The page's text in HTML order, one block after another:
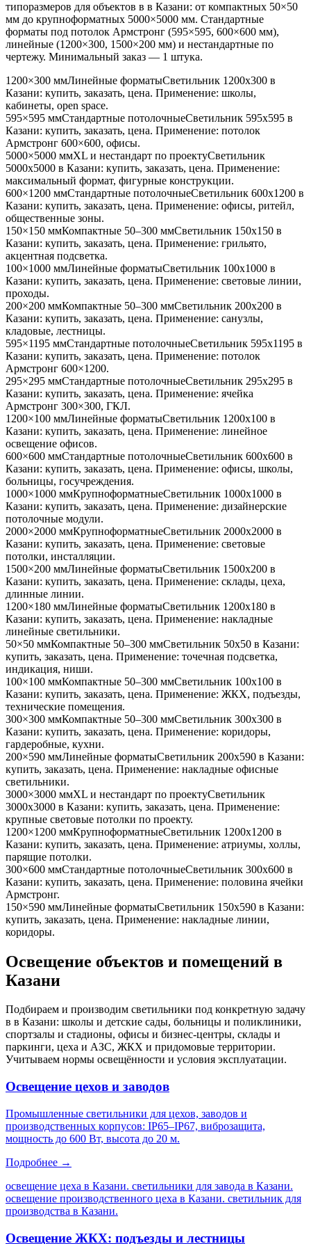
типоразмеров для объектов в в Казани: от компактных 50×50
мм до крупноформатных 5000×5000 мм. Стандартные
форматы под потолок Армстронг (595×595, 600×600 мм),
линейные (1200×300, 1500×200 мм) и нестандартные по
чертежу. Минимальный заказ — 1 штука.
1200×300 ммЛинейные форматыСветильник 1200x300 в
Казани: купить, заказать, цена. Применение: школы,
кабинеты, open space.
595×595 ммСтандартные потолочныеСветильник 595x595 в
Казани: купить, заказать, цена. Применение: потолок
Армстронг 600×600, офисы.
5000×5000 ммXL и нестандарт по проектуСветильник
5000x5000 в Казани: купить, заказать, цена. Применение:
максимальный формат, фигурные конструкции.
600×1200 ммСтандартные потолочныеСветильник 600x1200 в
Казани: купить, заказать, цена. Применение: офисы, ритейл,
общественные зоны.
150×150 ммКомпактные 50–300 ммСветильник 150x150 в
Казани: купить, заказать, цена. Применение: грильято,
акцентная подсветка.
100×1000 ммЛинейные форматыСветильник 100x1000 в
Казани: купить, заказать, цена. Применение: световые линии,
проходы.
200×200 ммКомпактные 50–300 ммСветильник 200x200 в
Казани: купить, заказать, цена. Применение: санузлы,
кладовые, лестницы.
595×1195 ммСтандартные потолочныеСветильник 595x1195 в
Казани: купить, заказать, цена. Применение: потолок
Армстронг 600×1200.
295×295 ммСтандартные потолочныеСветильник 295x295 в
Казани: купить, заказать, цена. Применение: ячейка
Армстронг 300×300, ГКЛ.
1200×100 ммЛинейные форматыСветильник 1200x100 в
Казани: купить, заказать, цена. Применение: линейное
освещение офисов.
600×600 ммСтандартные потолочныеСветильник 600x600 в
Казани: купить, заказать, цена. Применение: офисы, школы,
больницы, госучреждения.
1000×1000 ммКрупноформатныеСветильник 1000x1000 в
Казани: купить, заказать, цена. Применение: дизайнерские
потолочные модули.
2000×2000 ммКрупноформатныеСветильник 2000x2000 в
Казани: купить, заказать, цена. Применение: световые
потолки, инсталляции.
1500×200 ммЛинейные форматыСветильник 1500x200 в
Казани: купить, заказать, цена. Применение: склады, цеха,
длинные линии.
1200×180 ммЛинейные форматыСветильник 1200x180 в
Казани: купить, заказать, цена. Применение: накладные
линейные светильники.
50×50 ммКомпактные 50–300 ммСветильник 50x50 в Казани:
купить, заказать, цена. Применение: точечная подсветка,
индикация, ниши.
100×100 ммКомпактные 50–300 ммСветильник 100x100 в
Казани: купить, заказать, цена. Применение: ЖКХ, подъезды,
технические помещения.
300×300 ммКомпактные 50–300 ммСветильник 300x300 в
Казани: купить, заказать, цена. Применение: коридоры,
гардеробные, кухни.
200×590 ммЛинейные форматыСветильник 200x590 в Казани:
купить, заказать, цена. Применение: накладные офисные
светильники.
3000×3000 ммXL и нестандарт по проектуСветильник
3000x3000 в Казани: купить, заказать, цена. Применение:
крупные световые потолки по проекту.
1200×1200 ммКрупноформатныеСветильник 1200x1200 в
Казани: купить, заказать, цена. Применение: атриумы, холлы,
парящие потолки.
300×600 ммСтандартные потолочныеСветильник 300x600 в
Казани: купить, заказать, цена. Применение: половина ячейки
Армстронг.
150×590 ммЛинейные форматыСветильник 150x590 в Казани:
купить, заказать, цена. Применение: накладные линии,
коридоры.
Освещение объектов и помещений в
Казани
Подбираем и производим светильники под конкретную задачу
в в Казани: школы и детские сады, больницы и поликлиники,
спортзалы и стадионы, офисы и бизнес-центры, склады и
паркинги, цеха и АЗС, ЖКХ и придомовые территории.
Учитываем нормы освещённости и условия эксплуатации.
Освещение цехов и заводов
Промышленные светильники для цехов, заводов и
производственных корпусов: IP65–IP67, виброзащита,
мощность до 600 Вт, высота до 20 м.
Подробнее →
освещение цеха в Казани. светильники для завода в Казани.
освещение производственного цеха в Казани. светильник для
производства в Казани.
Освещение ЖКХ: подъезды и лестницы